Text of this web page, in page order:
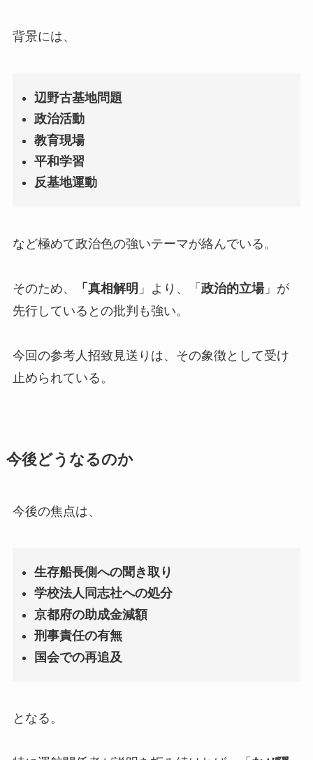
背景には、
辺野古基地問題
政治活動
教育現場
平和学習
反基地運動
など極めて政治色の強いテーマが絡んでいる。
そのため、 「真相解明 」より、「 政治的立場」が
先行しているとの批判も強い。
今回の参考人招致見送りは、その象徴として受け
止められている。
今後どうなるのか
今後の焦点は、
生存船長側への聞き取り
学校法人同志社への処分
京都府の助成金減額
刑事責任の有無
国会での再追及
となる。